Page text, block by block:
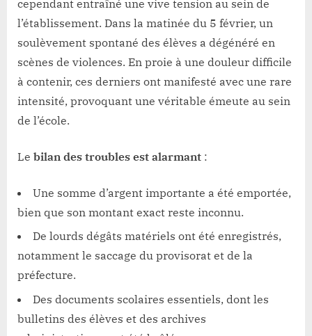
cependant entraîné une vive tension au sein de
l’établissement. Dans la matinée du 5 février, un
soulèvement spontané des élèves a dégénéré en
scènes de violences. En proie à une douleur difficile
à contenir, ces derniers ont manifesté avec une rare
intensité, provoquant une véritable émeute au sein
de l’école.
Le bilan des troubles est alarmant :
Une somme d’argent importante a été emportée,
bien que son montant exact reste inconnu.
De lourds dégâts matériels ont été enregistrés,
notamment le saccage du provisorat et de la
préfecture.
Des documents scolaires essentiels, dont les
bulletins des élèves et des archives